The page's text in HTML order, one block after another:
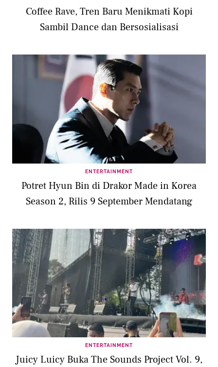
Coffee Rave, Tren Baru Menikmati Kopi
Sambil Dance dan Bersosialisasi
ENTERTAINMENT
Potret Hyun Bin di Drakor Made in Korea
Season 2, Rilis 9 September Mendatang
ENTERTAINMENT
Juicy Luicy Buka The Sounds Project Vol. 9,